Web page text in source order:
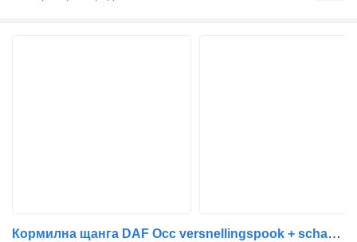
Кормилна щанга DAF Occ versnellingspook + schakelstang за камион